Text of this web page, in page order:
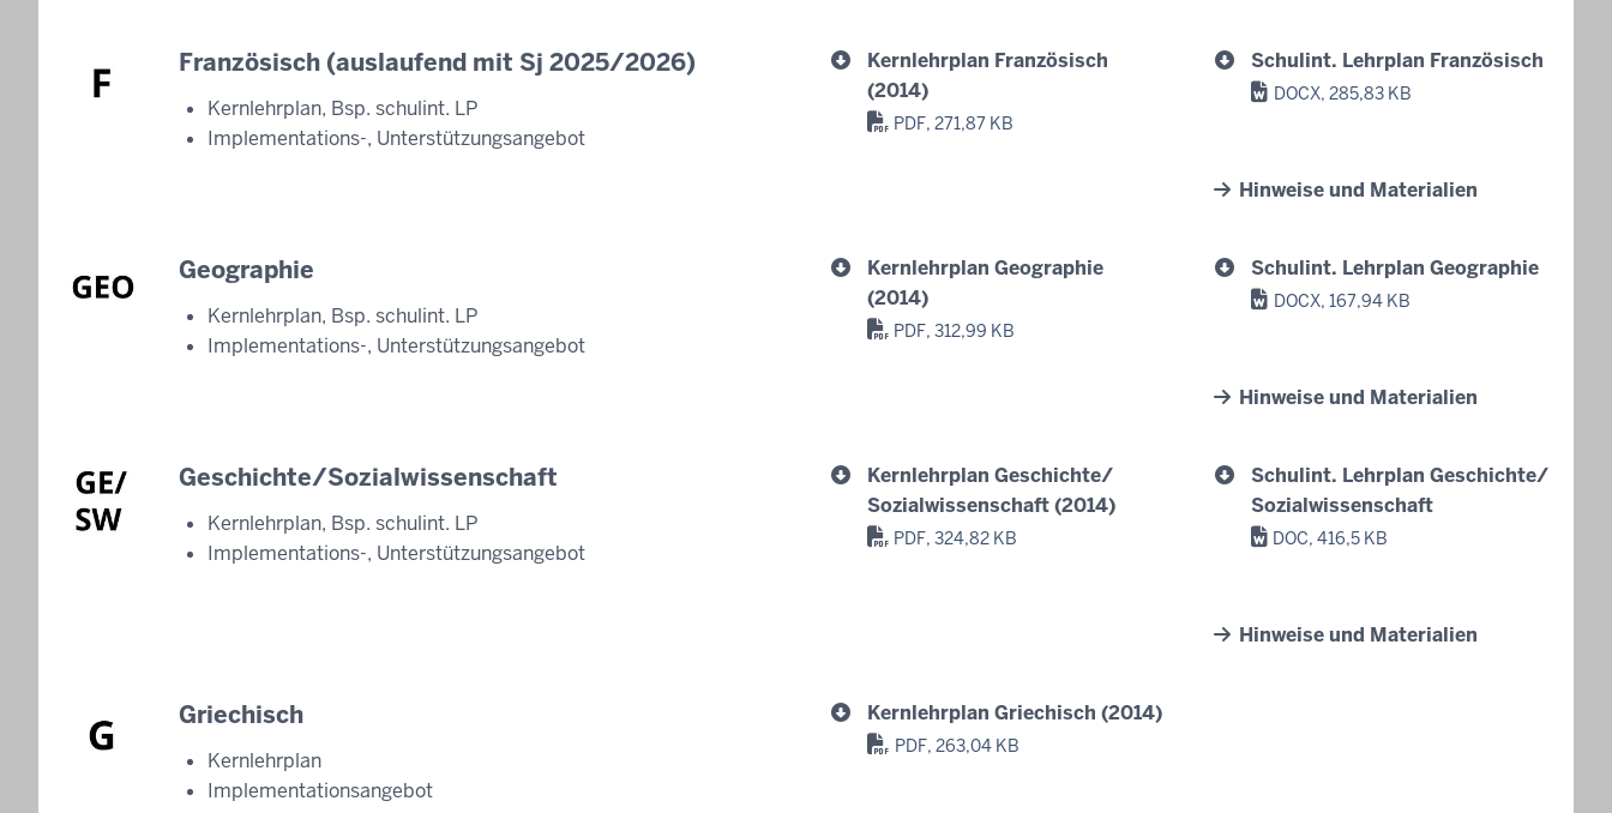
Französisch (auslaufend mit Sj 2025/2026)
Kernlehrplan, Bsp. schulint. LP
Implementations-, Unterstützungsangebot
Kernlehrplan Französisch
(2014)
PDF, 271,87 KB
Schulint. Lehrplan Französisch
DOCX, 285,83 KB
Hinweise und Materialien
Geographie
Kernlehrplan, Bsp. schulint. LP
Implementations-, Unterstützungsangebot
Kernlehrplan Geographie
(2014)
PDF, 312,99 KB
Schulint. Lehrplan Geographie
DOCX, 167,94 KB
Hinweise und Materialien
Geschichte/Sozialwissenschaft
Kernlehrplan, Bsp. schulint. LP
Implementations-, Unterstützungsangebot
Kernlehrplan Geschichte/
Sozialwissenschaft (2014)
PDF, 324,82 KB
Schulint. Lehrplan Geschichte/
Sozialwissenschaft
DOC, 416,5 KB
Hinweise und Materialien
Griechisch
Kernlehrplan
Implementationsangebot
Kernlehrplan Griechisch (2014)
PDF, 263,04 KB